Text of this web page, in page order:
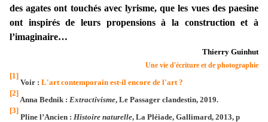
des agates ont touchés avec lyrisme, que les vues des paesine
ont inspirés de leurs propensions à la construction et à
l’imaginaire…
Thierry Guinhut
Une vie d'écriture et de photographie
[1]
Voir : L'art contemporain est-il encore de l'art ?
[2]
Anna Bednik : Extractivisme, Le Passager clandestin, 2019.
[3]
Pline l’Ancien : Histoire naturelle, La Pléiade, Gallimard, 2013, p